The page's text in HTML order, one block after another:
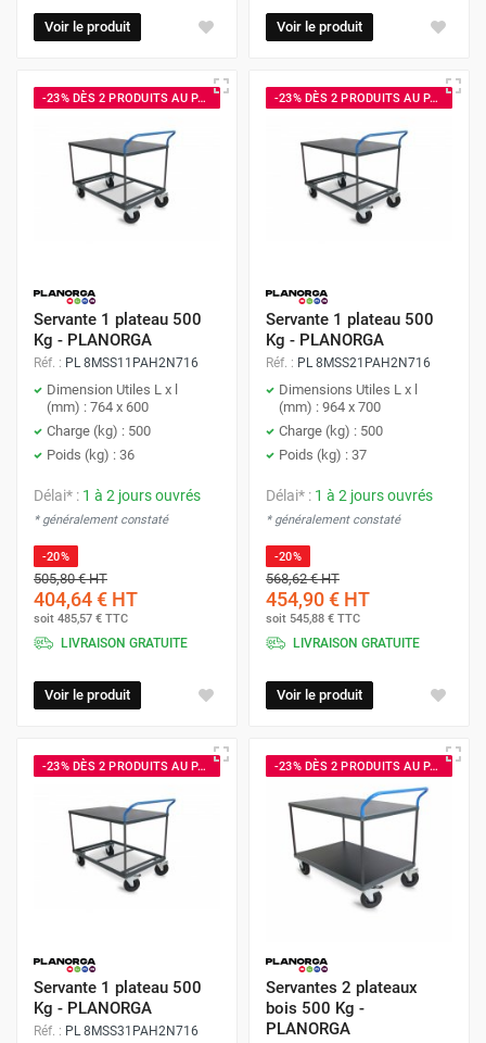
Voir le produit Voir le produit
-23% DÈS 2 PRODUITS AU PANIER
Servante 1 plateau 500
Kg - PLANORGA
Réf. : PL 8MSS11PAH2N716
Dimension Utiles L x l
(mm) : 764 x 600
Charge (kg) : 500
Poids (kg) : 36
Délai* : 1 à 2 jours ouvrés
* généralement constaté
-20%
505,80 €HT
404,64 € HT
soit 485,57 € TTC
LIVRAISON GRATUITE
Voir le produit
-23% DÈS 2 PRODUITS AU PANIER
Servante 1 plateau 500
Kg - PLANORGA
Réf. : PL 8MSS21PAH2N716
Dimensions Utiles L x l
(mm) : 964 x 700
Charge (kg) : 500
Poids (kg) : 37
Délai* : 1 à 2 jours ouvrés
* généralement constaté
-20%
568,62 €HT
454,90 € HT
soit 545,88 € TTC
LIVRAISON GRATUITE
Voir le produit
-23% DÈS 2 PRODUITS AU PANIER
Servante 1 plateau 500
Kg - PLANORGA
Réf. : PL 8MSS31PAH2N716
-23% DÈS 2 PRODUITS AU PANIER
Servantes 2 plateaux
bois 500 Kg -
PLANORGA